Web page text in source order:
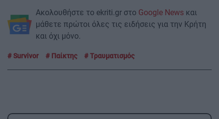
Ακολουθήστε το ekriti.gr στο Google News και
μάθετε πρώτοι όλες τις ειδήσεις για την Κρήτη
και όχι μόνο.
Survivor Παίκτης Τραυματισμός